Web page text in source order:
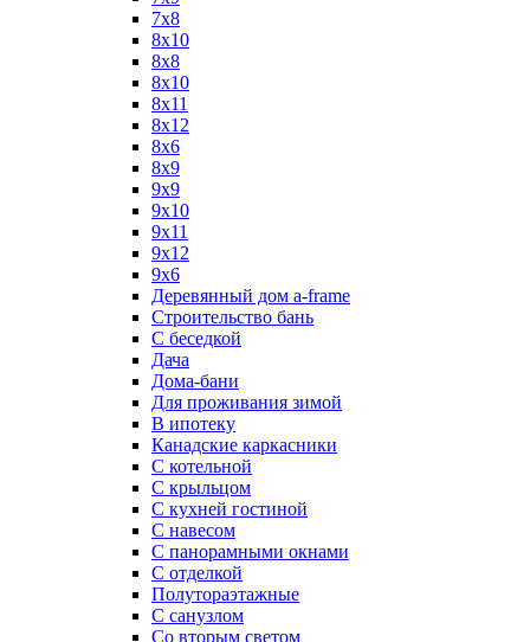
7х8
8x10
8x8
8х10
8х11
8х12
8х6
8х9
9x9
9х10
9х11
9х12
9х6
Деревянный дом a-frame
Строительство бань
С беседкой
Дача
Дома-бани
Для проживания зимой
В ипотеку
Канадские каркасники
С котельной
С крыльцом
С кухней гостиной
С навесом
С панорамными окнами
С отделкой
Полутораэтажные
С санузлом
Со вторым светом